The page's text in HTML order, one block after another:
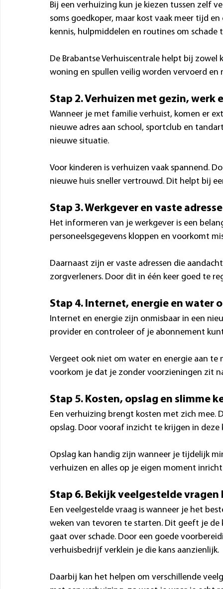
Bij een verhuizing kun je kiezen tussen zelf
soms goedkoper, maar kost vaak meer tijd
kennis, hulpmiddelen en routines om schade
De Brabantse Verhuiscentrale helpt bij
woning en spullen veilig worden vervoerd
Stap 2. Verhuizen met gezin, werk
Wanneer je met familie verhuist, komen er
nieuwe adres aan school, sportclub en
nieuwe situatie.
Voor kinderen is verhuizen vaak spannend.
nieuwe huis sneller vertrouwd. Dit helpt bij
Stap 3. Werkgever en vaste
Het informeren van je werkgever is een
personeelsgegevens kloppen en voorkomt
Daarnaast zijn er vaste adressen die
zorgverleners. Door dit in één keer goed te
Stap 4. Internet, energie en water
Internet en energie zijn onmisbaar in een
provider en controleer of je abonnement
Vergeet ook niet om water en energie aan
voorkom je dat je zonder voorzieningen zit
Stap 5. Kosten, opslag en slimme
Een verhuizing brengt kosten met zich mee.
opslag. Door vooraf inzicht te krijgen in
Opslag kan handig zijn wanneer je tijdelijk
verhuizen en alles op je eigen moment
Stap 6. Bekijk veelgestelde
Een veelgestelde vraag is wanneer je het
weken van tevoren te starten. Dit geeft je de
gaat over schade. Door een goede
verhuisbedrijf verklein je die kans aanzienlijk.
Daarbij kan het helpen om verschillende